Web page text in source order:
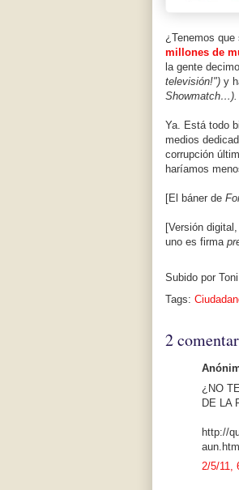
¿Tenemos
millones de
la gente
televisión!") y
Showmatch…).
Ya. Está todo
medios
corrupción
haríamos
[El báner de
[Versión
uno es firma
Subido por
Tags:
2
¿NO
DE LA
http://
2/5/11,